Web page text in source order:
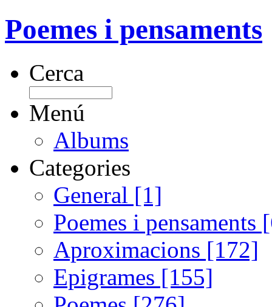
Poemes i pensaments
Cerca
Menú
Albums
Categories
General [1]
Poemes i pensaments
Aproximacions [172]
Epigrames [155]